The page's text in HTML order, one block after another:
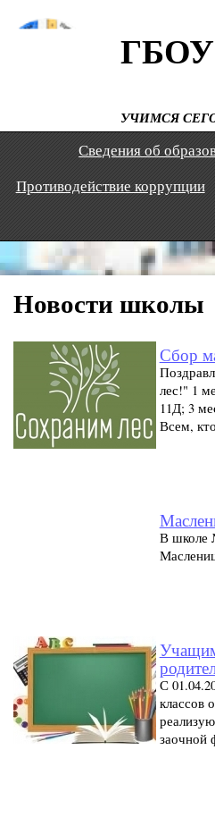
УЧИМСЯ
Сведения об
Противодействие коррупции
Новости школы
Сбор
лес!" 1
11Д; 3
Всем,
В школе
С
классов
заочной